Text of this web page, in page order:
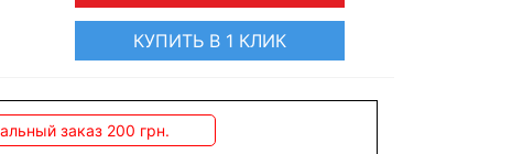
КУПИТЬ В 1 КЛИК
заказ 200 грн.